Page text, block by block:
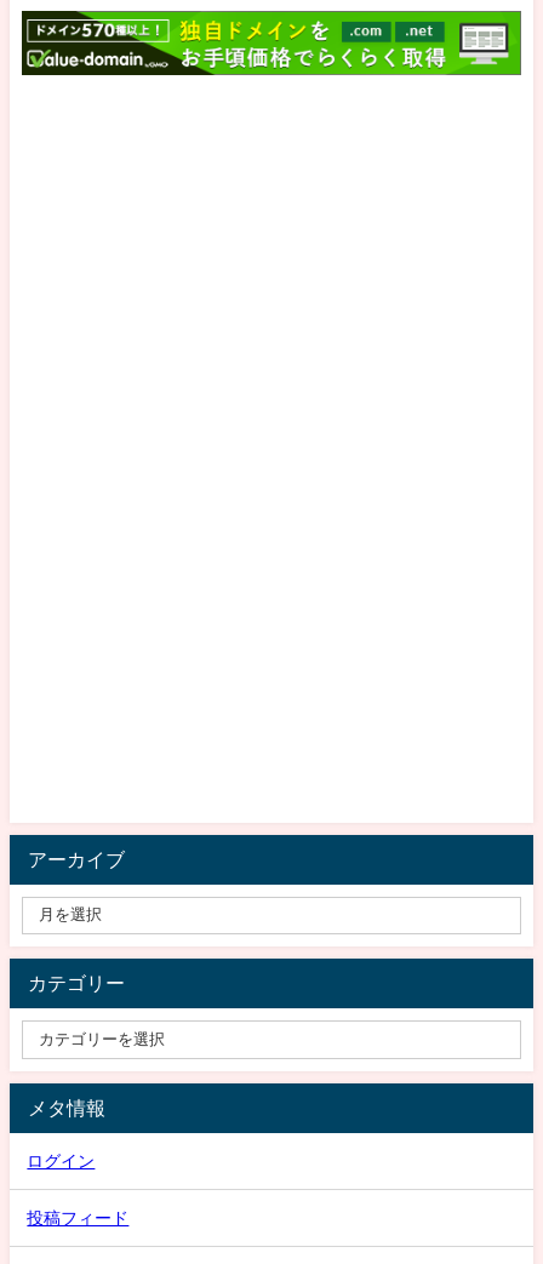
アーカイブ
カテゴリー
メタ情報
ログイン
投稿フィード